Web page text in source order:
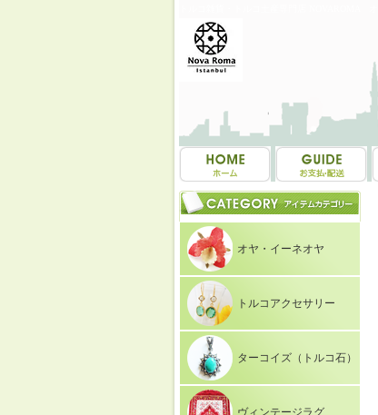
オヤ・イーネオヤ
トルコアクセサリー
ターコイズ（トルコ石）
ヴィンテージラグ